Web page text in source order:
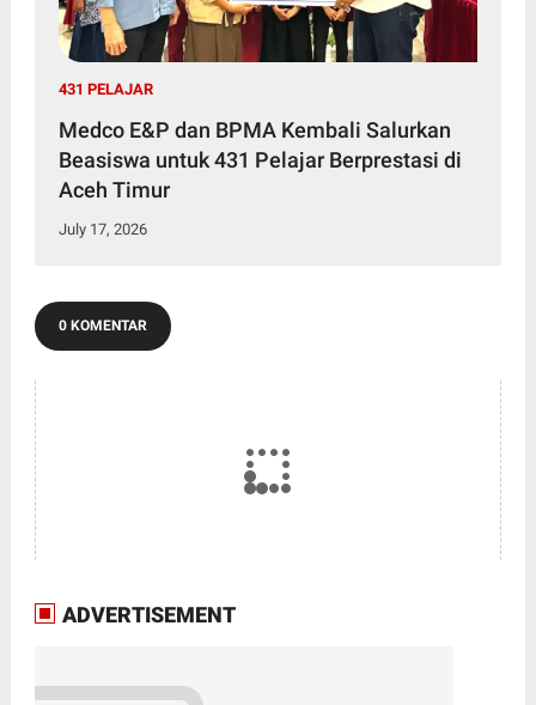
431 PELAJAR
Medco E&P dan BPMA Kembali Salurkan
Beasiswa untuk 431 Pelajar Berprestasi di
Aceh Timur
July 17, 2026
0 KOMENTAR
ADVERTISEMENT